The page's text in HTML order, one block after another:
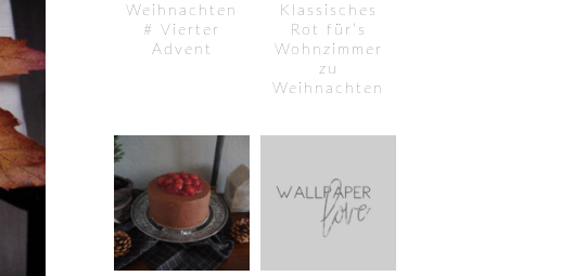
Weihnachten
# Vierter
Advent
Klassisches
Rot für’s
Wohnzimmer
zu
Weihnachten